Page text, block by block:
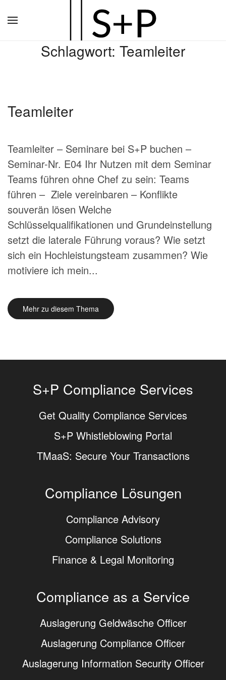
Hauptinhalt
springen
Schlagwort: Teamleiter
Teamleiter
Teamleiter – Seminare bei S+P buchen –
Seminar-Nr. E04 Ihr Nutzen mit dem Seminar
Teams führen ohne Chef zu sein: Teams
führen – Ziele vereinbaren – Konflikte
souverän lösen Welche
Schlüsselqualifikationen und Grundeinstellung
setzt die laterale Führung voraus? Wie setzt
sich ein Hochleistungsteam zusammen? Wie
motiviere ich mein...
Mehr zu diesem Thema
S+P Compliance Services
Get Quality Compliance Services
S+P Whistleblowing Portal
TMaaS: Secure Your Transactions
Compliance Lösungen
Compliance Advisory
Compliance Solutions
Finance & Legal Monitoring
Compliance as a Service
Auslagerung Geldwäsche Officer
Auslagerung Compliance Officer
Auslagerung Information Security Officer